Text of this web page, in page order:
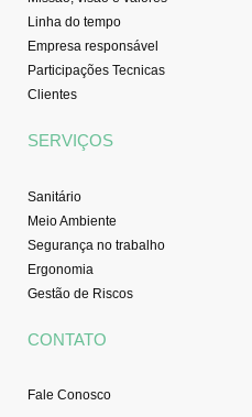
Linha do tempo
Empresa responsável
Participações Tecnicas
Clientes
SERVIÇOS
Sanitário
Meio Ambiente
Segurança no trabalho
Ergonomia
Gestão de Riscos
CONTATO
Fale Conosco